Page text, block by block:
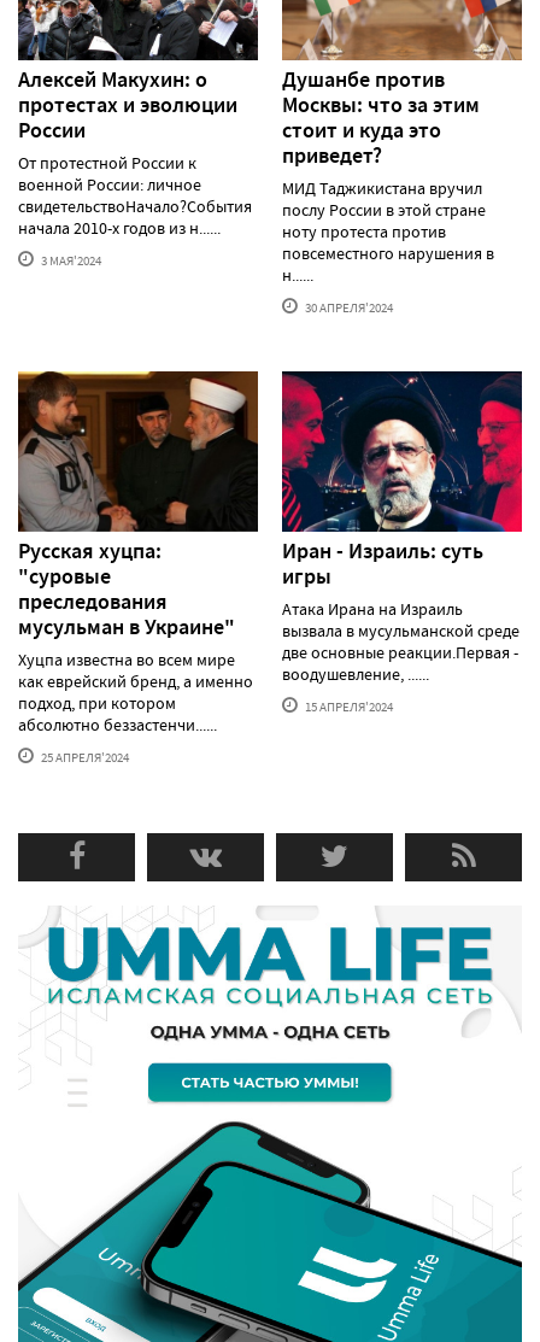
Алексей Макуxин: о
протестаx и эволюции
России
От протестной России к
военной России: личное
свидетельствоНачало?События
начала 2010-х годов из н......
3 МАЯ'2024
Душанбе против
Москвы: что за этим
стоит и куда это
приведет?
МИД Таджикистана вручил
послу России в этой стране
ноту протеста против
повсеместного нарушения в
н......
30 АПРЕЛЯ'2024
Русская хуцпа:
"суровые
преследования
мусульман в Украине"
Хуцпа известна во всем мире
как еврейский бренд, а именно
подход, при котором
абсолютно беззастенчи......
25 АПРЕЛЯ'2024
Иран - Израиль: суть
игры
Атака Ирана на Израиль
вызвала в мусульманской среде
две основные реакции.Первая -
воодушевление, ......
15 АПРЕЛЯ'2024